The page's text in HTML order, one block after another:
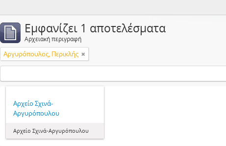
Εμφανίζει 1 αποτελέσματα
Αρχειακή περιγραφή
Αργυρόπουλος, Περικλής
Αρχείο Σχινά-
Αργυρόπουλου
Αρχείο Σχινά-Αργυρόπουλου